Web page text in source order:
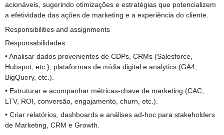
acionáveis, sugerindo otimizações e estratégias que potencializem
a efetividade das ações de marketing e a experiência do cliente.
Responsibilities and assignments
Responsabilidades
• Analisar dados provenientes de CDPs, CRMs (Salesforce,
Hubspot, etc.), plataformas de mídia digital e analytics (GA4,
BigQuery, etc.).
• Estruturar e acompanhar métricas-chave de marketing (CAC,
LTV, ROI, conversão, engajamento, churn, etc.).
• Criar relatórios, dashboards e análises ad-hoc para stakeholders
de Marketing, CRM e Growth.